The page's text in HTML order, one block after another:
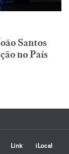
Santos
no País
Link iLocal